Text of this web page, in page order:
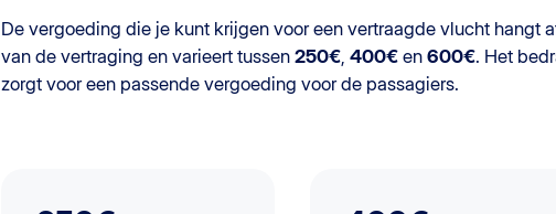
De vergoeding die je kunt krijgen voor een vertraagde vlucht hangt
van de vertraging en varieert tussen 250€, 400€ en 600€. Het
zorgt voor een passende vergoeding voor de passagiers.